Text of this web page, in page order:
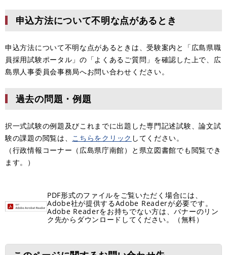
申込方法について不明な点があるとき
申込方法について不明な点があるときは、受験案内と「広島県職
員採用試験ポータル」の「よくあるご質問」を確認した上で、広
島県人事委員会事務局へお問い合わせください。
過去の問題・例題
択一式試験の例題及びこれまでに出題した専門記述試験、論文試
験の課題の閲覧は、​ こちらをクリック してください。
（行政情報コーナー（広島県庁南館）と県立図書館でも閲覧でき
ます。）
PDF形式のファイルをご覧いただく場合には、
Adobe社が提供するAdobe Readerが必要です。
Adobe Readerをお持ちでない方は、バナーのリン
ク先からダウンロードしてください。（無料）